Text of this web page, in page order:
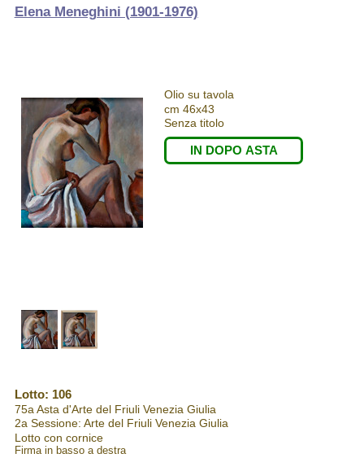
Elena Meneghini (1901-1976)
Olio su tavola
cm 46x43
Senza titolo
IN DOPO ASTA
Lotto: 106
75a Asta d'Arte del Friuli Venezia Giulia
2a Sessione: Arte del Friuli Venezia Giulia
Lotto con cornice
Firma in basso a destra